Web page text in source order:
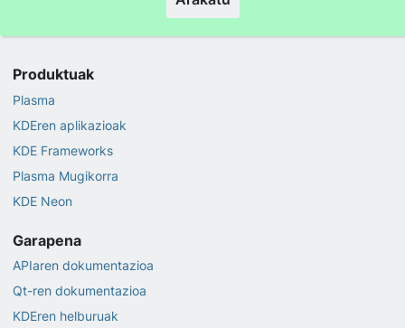
Produktuak
Plasma
KDEren aplikazioak
KDE Frameworks
Plasma Mugikorra
KDE Neon
Garapena
APIaren dokumentazioa
Qt-ren dokumentazioa
KDEren helburuak